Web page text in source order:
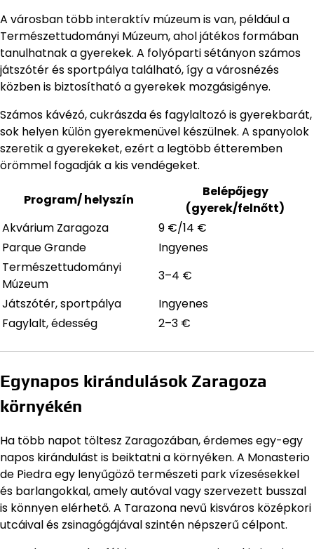
A városban több interaktív múzeum is van, például a
Természettudományi Múzeum, ahol játékos formában
tanulhatnak a gyerekek. A folyóparti sétányon számos
játszótér és sportpálya található, így a városnézés
közben is biztosítható a gyerekek mozgásigénye.
Számos kávézó, cukrászda és fagylaltozó is gyerekbarát,
sok helyen külön gyerekmenüvel készülnek. A spanyolok
szeretik a gyerekeket, ezért a legtöbb étteremben
örömmel fogadják a kis vendégeket.
Program/ helyszín
Belépőjegy
(gyerek/felnőtt)
Akvárium Zaragoza
9 €/14 €
Parque Grande
Ingyenes
Természettudományi
Múzeum
3–4 €
Játszótér, sportpálya
Ingyenes
Fagylalt, édesség
2–3 €
Egynapos kirándulások Zaragoza
környékén
Ha több napot töltesz Zaragozában, érdemes egy-egy
napos kirándulást is beiktatni a környéken. A Monasterio
de Piedra egy lenyűgöző természeti park vízesésekkel
és barlangokkal, amely autóval vagy szervezett busszal
is könnyen elérhető. A Tarazona nevű kisváros középkori
utcáival és zsinagógájával szintén népszerű célpont.